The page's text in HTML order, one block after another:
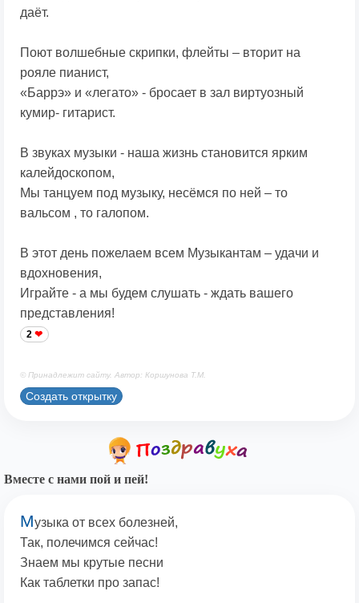
даёт.
Поют волшебные скрипки, флейты – вторит на
рояле пианист,
«Баррэ» и «легато» - бросает в зал виртуозный
кумир- гитарист.
В звуках музыки - наша жизнь становится ярким
калейдоскопом,
Мы танцуем под музыку, несёмся по ней – то
вальсом , то галопом.
В этот день пожелаем всем Музыкантам – удачи и
вдохновения,
Играйте - а мы будем слушать - ждать вашего
представления!
2
© Принадлежит сайту. Автор: Коршунова Т.М.
Создать открытку
Вместе с нами пой и пей!
Музыка от всех болезней,
Так, полечимся сейчас!
Знаем мы крутые песни
Как таблетки про запас!